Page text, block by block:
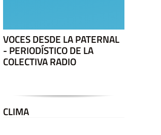
VOCES DESDE LA PATERNAL
- PERIODÍSTICO DE LA
COLECTIVA RADIO
CLIMA